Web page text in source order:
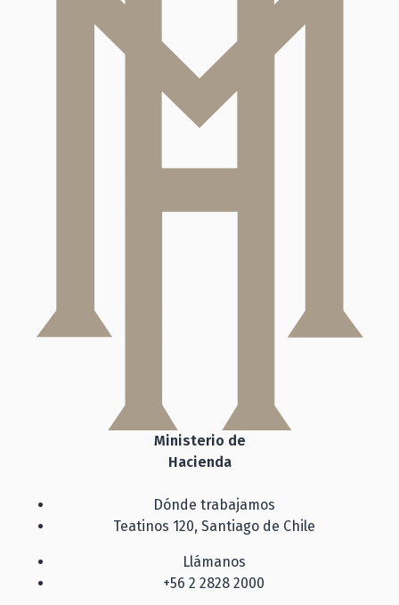
Ministerio de
Hacienda
Dónde trabajamos
Teatinos 120, Santiago de Chile
Llámanos
+56 2 2828 2000